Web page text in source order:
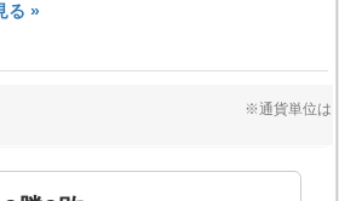
る »
※通貨単位は